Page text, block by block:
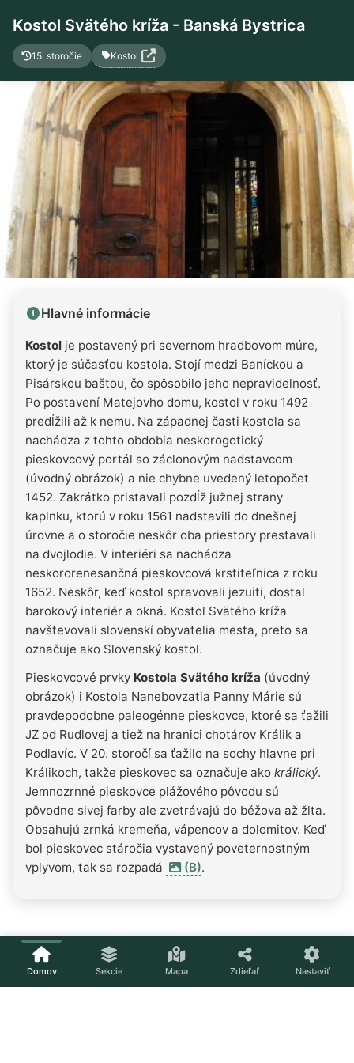
Kostol Svätého kríža - Banská Bystrica
15. storočie Kostol
Hlavné informácie
Kostol je postavený pri severnom hradbovom múre,
ktorý je súčasťou kostola. Stojí medzi Baníckou a
Pisárskou baštou, čo spôsobilo jeho nepravidelnosť.
Po postavení Matejovho domu, kostol v roku 1492
predĺžili až k nemu. Na západnej časti kostola sa
nachádza z tohto obdobia neskorogotický
pieskovcový portál so záclonovým nadstavcom
(úvodný obrázok) a nie chybne uvedený letopočet
1452. Zakrátko pristavali pozdĺž južnej strany
kaplnku, ktorú v roku 1561 nadstavili do dnešnej
úrovne a o storočie neskôr oba priestory prestavali
na dvojlodie. V interiéri sa nachádza
neskororenesančná pieskovcová krstiteľnica z roku
1652. Neskôr, keď kostol spravovali jezuiti, dostal
barokový interiér a okná. Kostol Svätého kríža
navštevovali slovenskí obyvatelia mesta, preto sa
označuje ako Slovenský kostol.
Pieskovcové prvky Kostola Svätého kríža (úvodný
obrázok) i Kostola Nanebovzatia Panny Márie sú
pravdepodobne paleogénne pieskovce, ktoré sa ťažili
JZ od Rudlovej a tiež na hranici chotárov Králik a
Podlavíc. V 20. storočí sa ťažilo na sochy hlavne pri
Králikoch, takže pieskovec sa označuje ako králický.
Jemnozrnné pieskovce plážového pôvodu sú
pôvodne sivej farby ale zvetrávajú do béžova až žlta.
Obsahujú zrnká kremeňa, vápencov a dolomitov. Keď
bol pieskovec stáročia vystavený poveternostným
vplyvom, tak sa rozpadá
(B).
Domov Sekcie Mapa Zdieľať Nastaviť